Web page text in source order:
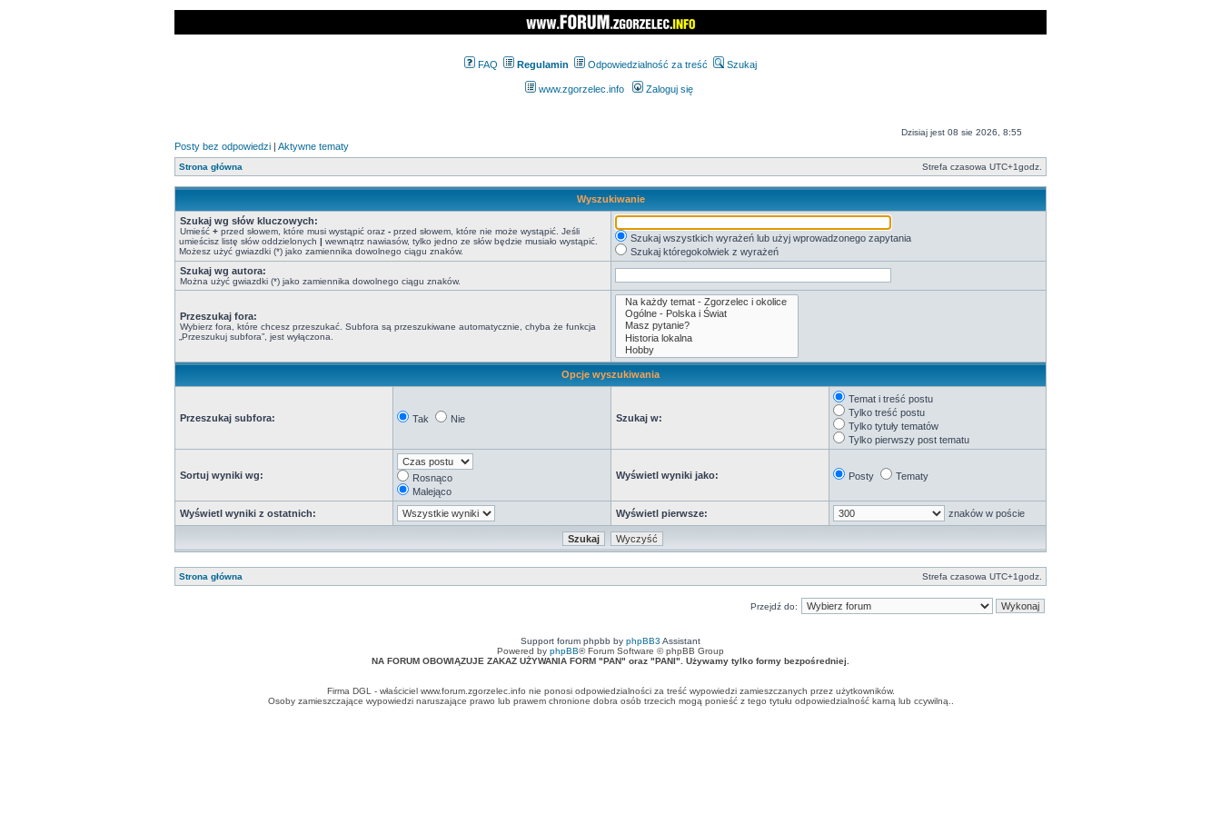
FAQ Regulamin Odpowiedzialność za treść Szukaj
www.zgorzelec.info Zaloguj się
Dzisiaj jest 08 sie 2026, 8:55
Posty bez odpowiedzi | Aktywne tematy
Strona główna Strefa czasowa UTC+1godz.
Wyszukiwanie
Szukaj wg słów kluczowych:
Umieść + przed słowem, które musi wystąpić oraz - przed słowem, które nie może wystąpić. Jeśli
umieścisz listę słów oddzielonych | wewnątrz nawiasów, tylko jedno ze słów będzie musiało wystąpić.
Możesz użyć gwiazdki (*) jako zamiennika dowolnego ciągu znaków.
Szukaj wszystkich wyrażeń lub użyj wprowadzonego zapytania
Szukaj któregokolwiek z wyrażeń
Szukaj wg autora:
Można użyć gwiazdki (*) jako zamiennika dowolnego ciągu znaków.
Przeszukaj fora:
Wybierz fora, które chcesz przeszukać. Subfora są przeszukiwane automatycznie, chyba że funkcja
„Przeszukuj subfora”, jest wyłączona.
Opcje wyszukiwania
Przeszukaj subfora: Tak Nie Szukaj w:
Temat i treść postu
Tylko treść postu
Tylko tytuły tematów
Tylko pierwszy post tematu
Sortuj wyniki wg:
Rosnąco
Malejąco
Wyświetl wyniki jako: Posty Tematy
Wyświetl wyniki z ostatnich: Wyświetl pierwsze: znaków w poście
Strona główna Strefa czasowa UTC+1godz.
Przejdź do:
Support forum phpbb by phpBB3 Assistant
Powered by phpBB® Forum Software © phpBB Group
NA FORUM OBOWIĄZUJE ZAKAZ UŻYWANIA FORM "PAN" oraz "PANI". Używamy tylko formy bezpośredniej.
Firma DGL - właściciel www.forum.zgorzelec.info nie ponosi odpowiedzialności za treść wypowiedzi zamieszczanych przez użytkowników.
Osoby zamieszczające wypowiedzi naruszające prawo lub prawem chronione dobra osób trzecich mogą ponieść z tego tytułu odpowiedzialność karną lub ccywilną..